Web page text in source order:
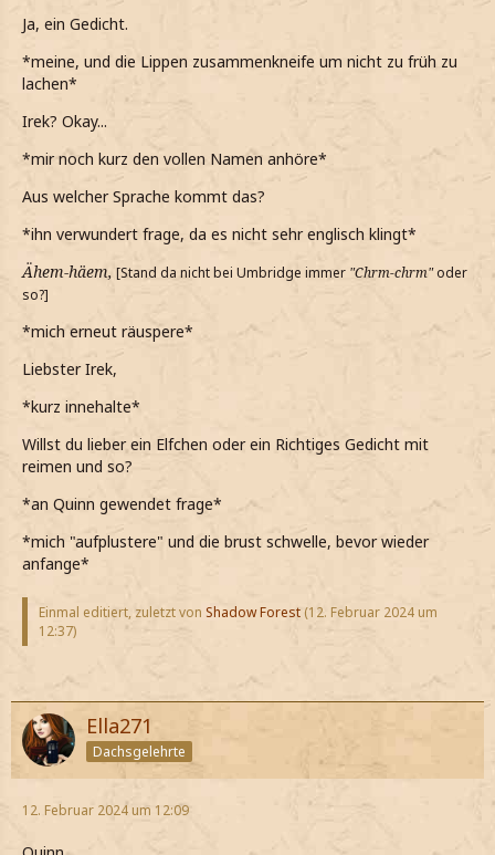
Ja, ein Gedicht.
*meine, und die Lippen zusammenkneife um nicht zu früh zu
lachen*
Irek? Okay...
*mir noch kurz den vollen Namen anhöre*
Aus welcher Sprache kommt das?
*ihn verwundert frage, da es nicht sehr englisch klingt*
Ähem-häem, [Stand da nicht bei Umbridge immer "Chrm-chrm"oder
so?]
*mich erneut räuspere*
Liebster Irek,
*kurz innehalte*
Willst du lieber ein Elfchen oder ein Richtiges Gedicht mit
reimen und so?
*an Quinn gewendet frage*
*mich "aufplustere" und die brust schwelle, bevor wieder
anfange*
Einmal editiert, zuletzt von Shadow Forest(12. Februar 2024 um
12:37)
Ella271
Dachsgelehrte
12. Februar 2024 um 12:09